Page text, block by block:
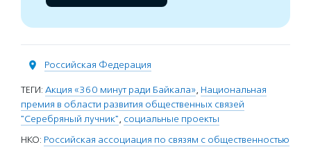
Российская Федерация
ТЕГИ: Акция «360 минут ради Байкала», Национальная
премия в области развития общественных связей
"Серебряный лучник", социальные проекты
НКО: Российская ассоциация по связям с общественностью